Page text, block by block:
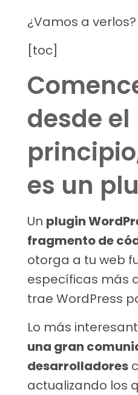
¿Vamos a verlos?
[toc]
desde el
es un
Un plugin
fragmento de
otorga a tu web
específicas más
trae WordPress
Lo más
una gran
desarrolladores
actualizando los